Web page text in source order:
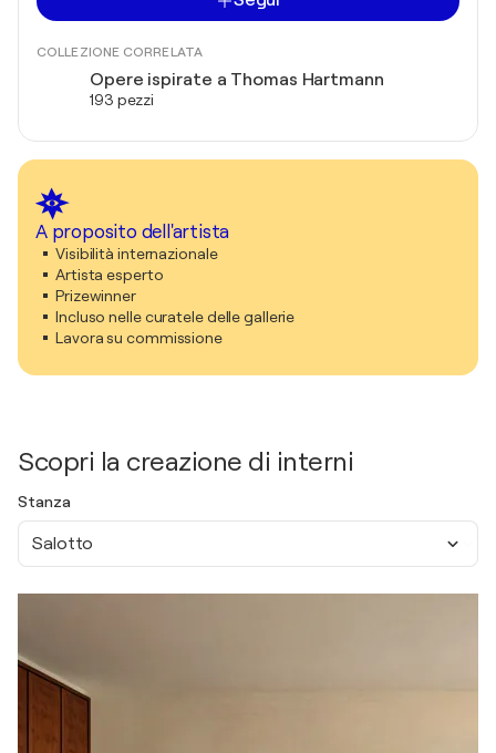
COLLEZIONE CORRELATA
Opere ispirate a Thomas Hartmann
193 pezzi
A proposito dell'artista
Visibilità internazionale
Artista esperto
Prizewinner
Incluso nelle curatele delle gallerie
Lavora su commissione
Scopri la creazione di interni
Stanza
Salotto